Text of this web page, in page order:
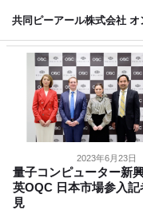
共同ピーアール株式会社
#量子コンピュ
2023年6月23日
量子コンピューター新
英OQC 日本市場参入記
見